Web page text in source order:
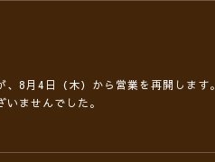
8月4日（木）から営業を再開します。
ませんでした。